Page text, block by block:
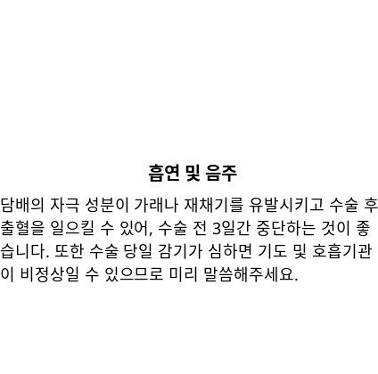
흡연 및 음주
담배의 자극 성분이 가래나 재채기를 유발시키고 수술 후
출혈을 일으킬 수 있어, 수술 전 3일간 중단하는 것이 좋
습니다. 또한 수술 당일 감기가 심하면 기도 및 호흡기관
이 비정상일 수 있으므로 미리 말씀해주세요.